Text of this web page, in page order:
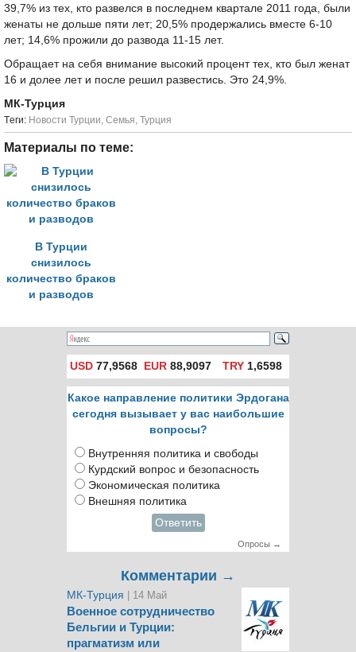
39,7% из тех, кто развелся в последнем квартале 2011 года, были
женаты не дольше пяти лет; 20,5% продержались вместе 6-10
лет; 14,6% прожили до развода 11-15 лет.
Обращает на себя внимание высокий процент тех, кто был женат
16 и долее лет и после решил развестись. Это 24,9%.
МК-Турция
Tеги: Новости Турции, Семья, Турция
Материалы по теме:
В Турции
снизилось
количество браков
и разводов
USD 77,9568 EUR 88,9097 TRY1,6598
Какое направление политики Эрдогана
сегодня вызывает у вас наибольшие
вопросы?
Внутренняя политика и свободы
Курдский вопрос и безопасность
Экономическая политика
Внешняя политика
Ответить
Опросы →
Комментарии →
МК-Турция | 14 Май
Военное сотрудничество
Бельгии и Турции:
прагматизм или